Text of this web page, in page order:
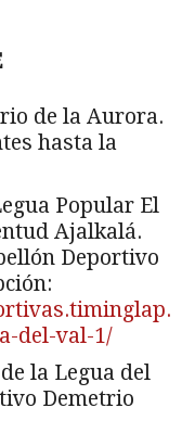
de la Aurora.
hasta la
Popular El
Ajalkalá.
Deportivo
del-val-1/
la Legua del
Demetrio